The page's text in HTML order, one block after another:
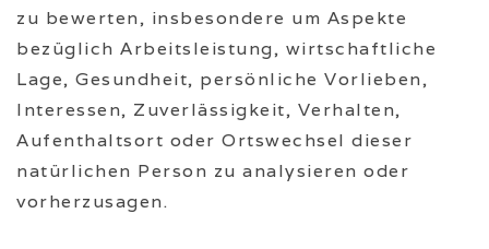
zu bewerten, insbesondere um Aspekte
bezüglich Arbeitsleistung, wirtschaftliche
Lage, Gesundheit, persönliche Vorlieben,
Interessen, Zuverlässigkeit, Verhalten,
Aufenthaltsort oder Ortswechsel dieser
natürlichen Person zu analysieren oder
vorherzusagen.